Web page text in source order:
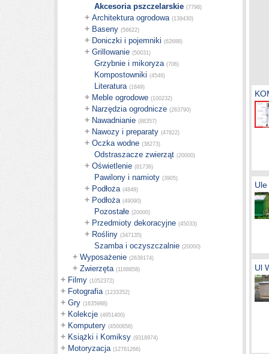
Akcesoria pszczelarskie (7798)
+ Architektura ogrodowa (139430)
+ Baseny (56622)
+ Doniczki i pojemniki (62688)
+ Grillowanie (50031)
Grzybnie i mikoryza (706)
Kompostowniki (4546)
Literatura (1849)
+ Meble ogrodowe (100232)
+ Narzędzia ogrodnicze (263790)
+ Nawadnianie (88357)
+ Nawozy i preparaty (47822)
+ Oczka wodne (38273)
Odstraszacze zwierząt (20000)
+ Oświetlenie (81736)
Pawilony i namioty (3905)
+ Podłoża (4848)
+ Podłoża (49090)
Pozostałe (20000)
+ Przedmioty dekoracyjne (45033)
+ Rośliny (347135)
Szamba i oczyszczalnie (20000)
+ Wyposażenie (2639174)
+ Zwierzęta (1168858)
+ Filmy (1052372)
+ Fotografia (1233352)
+ Gry (1635988)
+ Kolekcje (4951400)
+ Komputery (4500856)
+ Książki i Komiksy (9318974)
+ Motoryzacja (12761266)
Ul